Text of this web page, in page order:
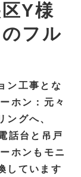
Y様
フル
ン工事とな
ホン：元々
ングへ、
話台と吊戸
ホンもモニ
しています